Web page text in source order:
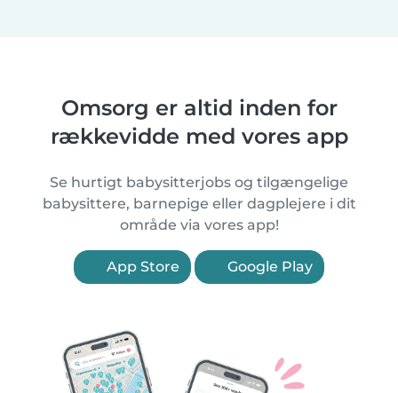
Omsorg er altid inden for
rækkevidde med vores app
Se hurtigt babysitterjobs og tilgængelige
babysittere, barnepige eller dagplejere i dit
område via vores app!
App Store Google Play